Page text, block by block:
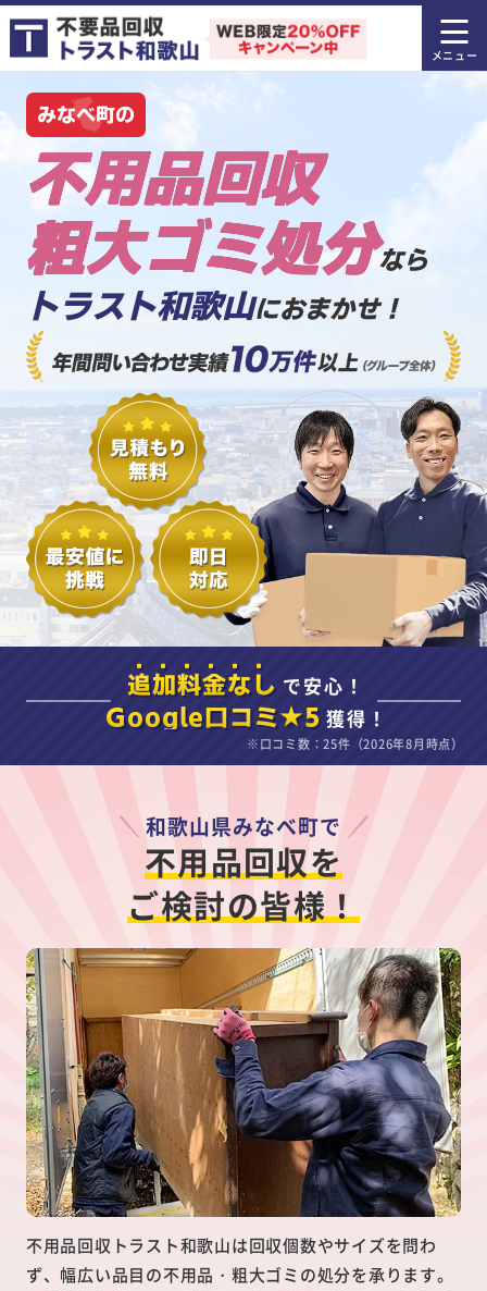
みなべ町の
不用品回収
粗大ゴミ処分なら
トラスト和歌山におまかせ！
追加料金なし で安心！
Google口コミ★5 獲得！
※口コミ数：25件（2026年8月時点）
和歌山県みなべ町で
不用品回収を
ご検討の皆様！
不用品回収トラスト和歌山は回収個数やサイズを問わ
ず、幅広い品目の不用品・粗大ゴミの処分を承ります。